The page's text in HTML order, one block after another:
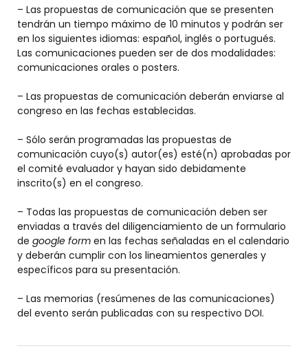
– Las propuestas de comunicación que se presenten
tendrán un tiempo máximo de 10 minutos y podrán ser
en los siguientes idiomas: español, inglés o portugués.
Las comunicaciones pueden ser de dos modalidades:
comunicaciones orales o posters.
– Las propuestas de comunicación deberán enviarse al
congreso en las fechas establecidas.
– Sólo serán programadas las propuestas de
comunicación cuyo(s) autor(es) esté(n) aprobadas por
el comité evaluador y hayan sido debidamente
inscrito(s) en el congreso.
– Todas las propuestas de comunicación deben ser
enviadas a través del diligenciamiento de un formulario
de google form en las fechas señaladas en el calendario
y deberán cumplir con los lineamientos generales y
específicos para su presentación.
– Las memorias (resúmenes de las comunicaciones)
del evento serán publicadas con su respectivo DOI.